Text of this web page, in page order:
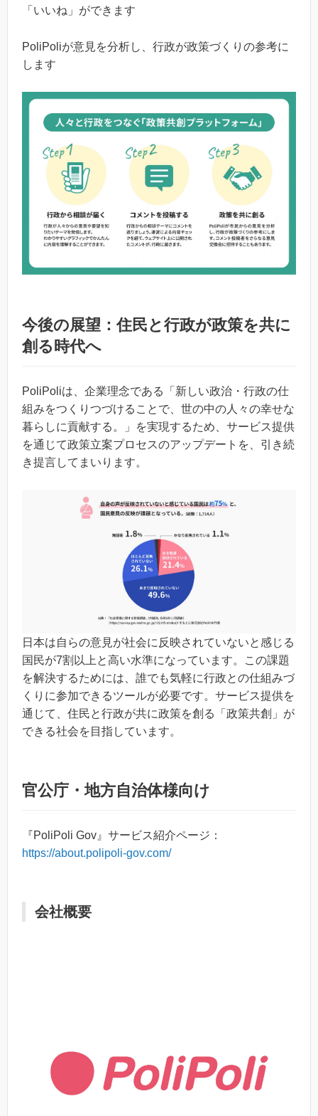
「いいね」ができます
PoliPoliが意見を分析し、行政が政策づくりの参考に
します
今後の展望：住民と行政が政策を共に
創る時代へ
PoliPoliは、企業理念である「新しい政治・行政の仕
組みをつくりつづけることで、世の中の人々の幸せな
暮らしに貢献する。」を実現するため、サービス提供
を通じて政策立案プロセスのアップデートを、引き続
き提言してまいります。
日本は自らの意見が社会に反映されていないと感じる
国民が7割以上と高い水準になっています。この課題
を解決するためには、誰でも気軽に行政との仕組みづ
くりに参加できるツールが必要です。サービス提供を
通じて、住民と行政が共に政策を創る「政策共創」が
できる社会を目指しています。
官公庁・地方自治体様向け
『PoliPoli Gov』サービス紹介ページ：
https://about.polipoli-gov.com/
会社概要